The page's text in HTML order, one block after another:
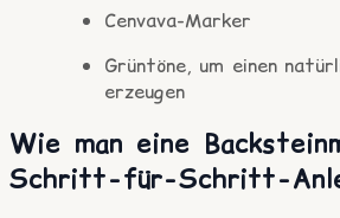
Cenvava-Marker
Grüntöne, um einen
erzeugen
Wie man eine
Schritt-für-Schritt-